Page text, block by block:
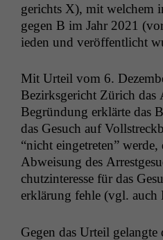
gerichts X), mit welchem
gegen B im Jahr 2021
ieden und veröf­fentlicht
Mit Urteil vom 6.
Bezirks­gericht Zürich das
Begrün­dung erk­lärte das
das Gesuch auf
“nicht einge­treten”
Abweisung des
chutz­in­ter­esse für das
erk­lärung fehle (vgl. auch
Gegen das Urteil gelangte